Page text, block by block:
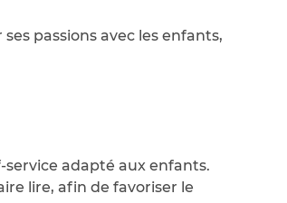
passions avec les enfants,
adapté aux enfants.
lire, afin de favoriser le